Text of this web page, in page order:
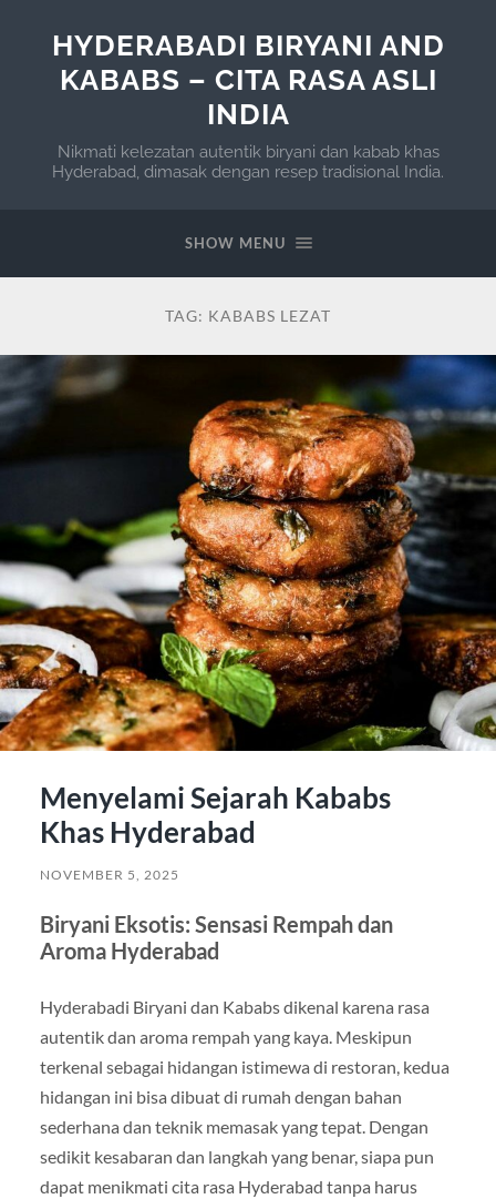
HYDERABADI BIRYANI AND
KABABS – CITA RASA ASLI
INDIA
Nikmati kelezatan autentik biryani dan kabab khas
Hyderabad, dimasak dengan resep tradisional India.
SHOW MENU
TAG: KABABS LEZAT
Menyelami Sejarah Kababs
Khas Hyderabad
NOVEMBER 5, 2025
Biryani Eksotis: Sensasi Rempah dan
Aroma Hyderabad
Hyderabadi Biryani dan Kababs dikenal karena rasa
autentik dan aroma rempah yang kaya. Meskipun
terkenal sebagai hidangan istimewa di restoran, kedua
hidangan ini bisa dibuat di rumah dengan bahan
sederhana dan teknik memasak yang tepat. Dengan
sedikit kesabaran dan langkah yang benar, siapa pun
dapat menikmati cita rasa Hyderabad tanpa harus